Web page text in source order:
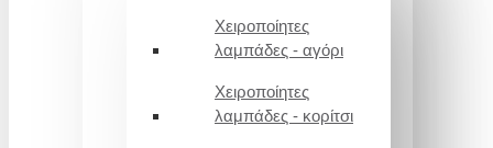
Χειροποίητες
λαμπάδες - αγόρι
Χειροποίητες
λαμπάδες - κορίτσι